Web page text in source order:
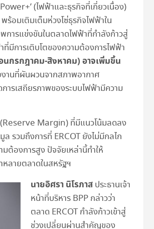
(ไฟฟ้าและธุรกิจที่เกี่ยวเนื่อง)
อมเติมเต็มห่วงโซ่ธุรกิจไฟฟ้าใน
การแข่งขันในตลาดไฟฟ้าที่กำลังก้าวสู่
มีการเติบโตของความต้องการไฟฟ้า
นกรกฎาคม-สิงหาคม) อาจเพิ่มขึ้น
านที่ผันผวนจากสภาพอากาศ
รเสถียรภาพของระบบไฟฟ้ามีความ
Margin) ที่มีแนวโน้มลดลง
รวมถึงการที่ ERCOT ยังไม่มีกลไก
ต้องการสูง ปัจจัยเหล่านี้ทำให้
หลายตลาดในสหรัฐฯ
นายอิศรา นิโรภาส ประธานเจ้า
หน้าที่บริหาร BPP กล่าวว่า
ตลาด ERCOT กำลังก้าวเข้าสู่
ช่วงเปลี่ยนผ่านสำคัญของ